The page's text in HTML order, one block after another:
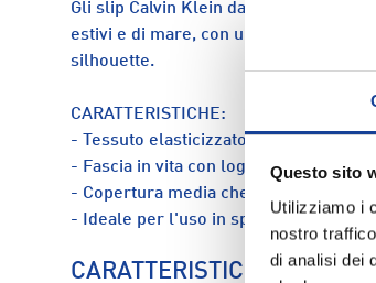
Questo sito
Utilizziamo i
nostro
di analisi dei
Gli slip Calvin Klein da donna sono
estivi e di mare, con un design
silhouette.
CARATTERISTICHE:
- Tessuto elasticizzato per un'ottima
- Fascia in vita con logo iconico
- Copertura media che combina
- Ideale per l'uso in spiaggia o in
CARATTERISTICHE